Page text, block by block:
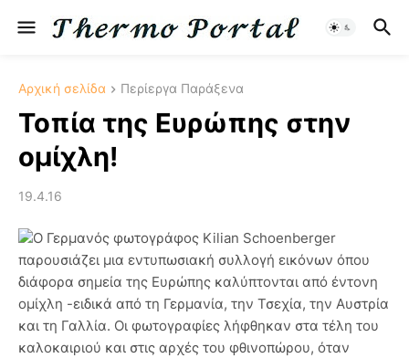
Αρχική σελίδα Περίεργα Παράξενα
Τοπία της Ευρώπης στην
ομίχλη!
19.4.16
Ο Γερμανός φωτογράφος Kilian Schoenberger
παρουσιάζει μια εντυπωσιακή συλλογή εικόνων όπου
διάφορα σημεία της Ευρώπης καλύπτονται από έντονη
ομίχλη -ειδικά από τη Γερμανία, την Τσεχία, την Αυστρία
και τη Γαλλία. Οι φωτογραφίες λήφθηκαν στα τέλη του
καλοκαιριού και στις αρχές του φθινοπώρου, όταν